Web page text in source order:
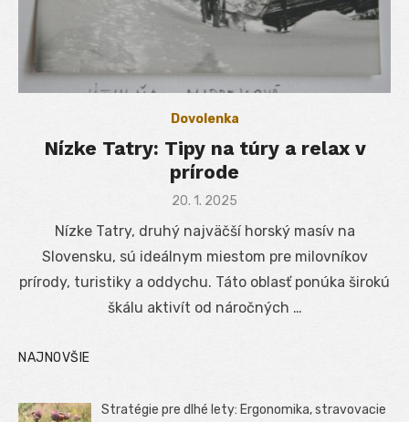
Dovolenka
Nízke Tatry: Tipy na túry a relax v
prírode
Posted
20. 1. 2025
Nízke Tatry, druhý najväčší horský masív na
Slovensku, sú ideálnym miestom pre milovníkov
prírody, turistiky a oddychu. Táto oblasť ponúka širokú
škálu aktivít od náročných …
NAJNOVŠIE
Stratégie pre dlhé lety: Ergonomika, stravovacie